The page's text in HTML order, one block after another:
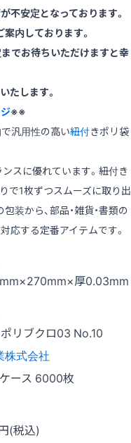
不安定となっております。
内しております。
でお待ちいただけますと幸
たします。
※※
汎用性の高い紐付きポリ袋
ンスに優れています。紐付き
で1枚ずつスムーズに取り出
装から、部品・雑貨・書類の
応する定番アイテムです。
厚0.03mm
リブクロ03 No.10
株式会社
ケース 6000枚
(税込)